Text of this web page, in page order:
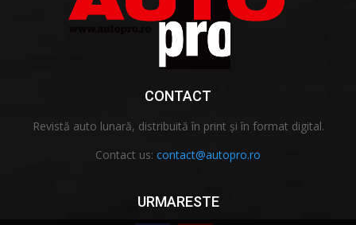
CONTACT
Revistă auto lunară, distribuită în print și în format digital.
Contact us: contact@autopro.ro
URMARESTE